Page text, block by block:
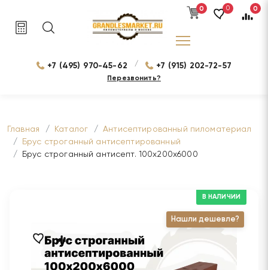
0 0 0
+7 (495) 970-45-62 / +7 (915) 202-72-57
Перезвонить?
Главная Каталог
Антисептированный пиломатериал
Брус строганный антисептированный
Брус строганный антисепт. 100х200х6000
Нашли дешевле?
В НАЛИЧИИ